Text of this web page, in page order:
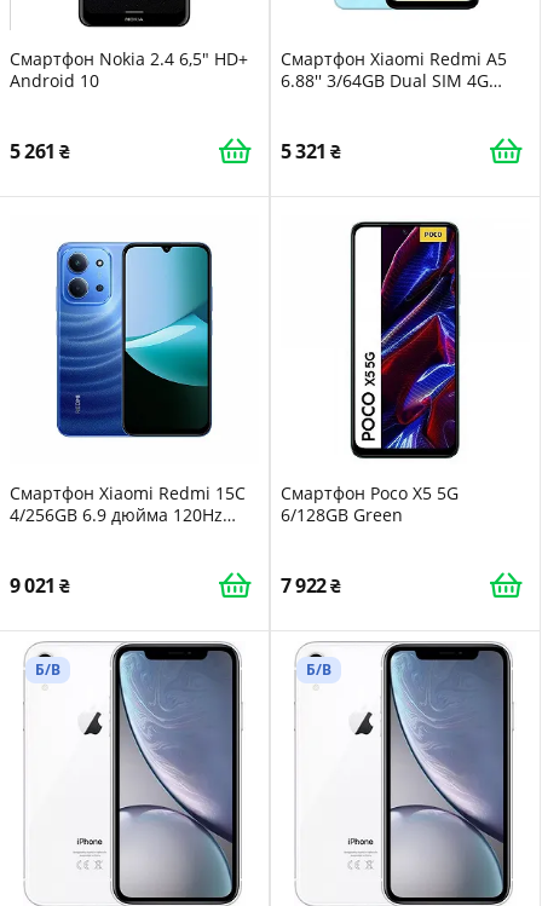
Смартфон Nokia 2.4 6,5" HD+
Android 10
5 261
Смартфон Xiaomi Redmi A5
6.88'' 3/64GB Dual SIM 4G
5 321
Смартфон Xiaomi Redmi 15C
4/256GB 6.9 дюйма 120Hz
9 021
Смартфон Poco X5 5G
6/128GB Green
7 922
Б/В Б/В